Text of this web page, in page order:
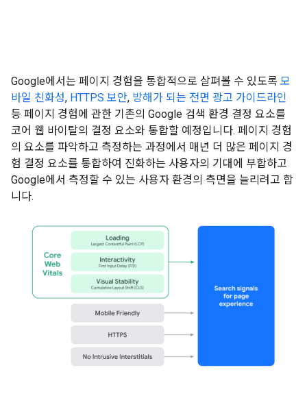
Google에서는 페이지 경험을 통합적으로 살펴볼 수 있도록 모
바일 친화성, HTTPS 보안, 방해가 되는 전면 광고 가이드라인
등 페이지 경험에 관한 기존의 Google 검색 환경 결정 요소를
코어 웹 바이탈의 결정 요소와 통합할 예정입니다. 페이지 경험
의 요소를 파악하고 측정하는 과정에서 매년 더 많은 페이지 경
험 결정 요소를 통합하여 진화하는 사용자의 기대에 부합하고
Google에서 측정할 수 있는 사용자 환경의 측면을 늘리려고 합
니다.